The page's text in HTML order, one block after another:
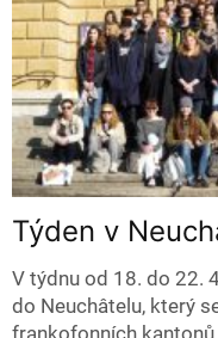
Týden v
V týdnu od 18. do 22.
do Neuchâtelu, který
frankofonních